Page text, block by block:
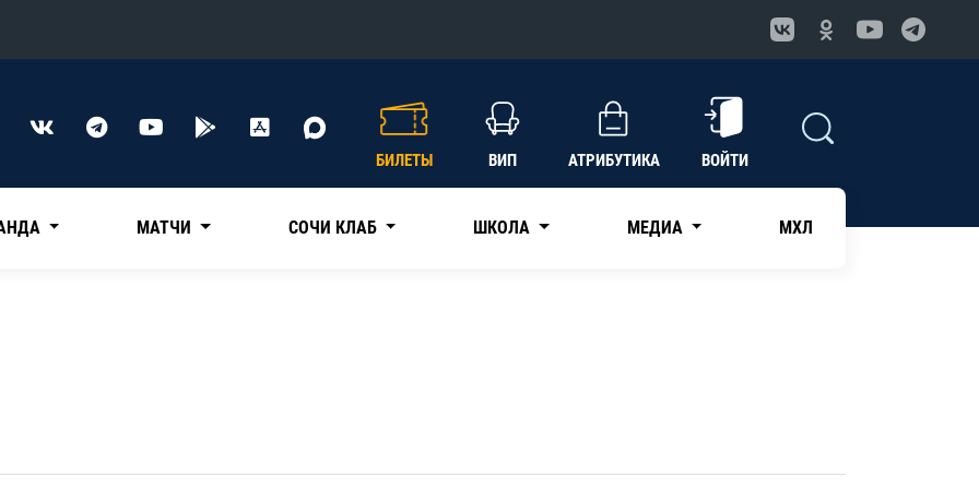
Конференция «Восток»
БИЛЕТЫ ВИП АТРИБУТИКА ВОЙТИ
МАТЧИ СОЧИ КЛАБ ШКОЛА МЕДИА МХЛ